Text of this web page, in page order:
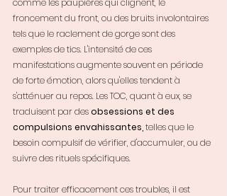
comme les paupières qui clignent, le
froncement du front, ou des bruits involontaires
tels que le raclement de gorge sont des
exemples de tics. L'intensité de ces
manifestations augmente souvent en période
de forte émotion, alors qu'elles tendent à
s'atténuer au repos. Les TOC, quant à eux, se
traduisent par des obsessions et des
compulsions envahissantes, telles que le
besoin compulsif de vérifier, d'accumuler, ou de
suivre des rituels spécifiques.
Pour traiter efficacement ces troubles, il est